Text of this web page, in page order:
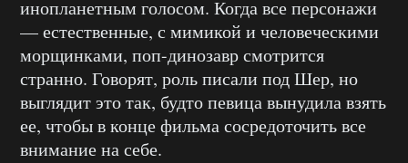
инопланетным голосом. Когда все персонажи
— естественные, с мимикой и человеческими
морщинками, поп-динозавр смотрится
странно. Говорят, роль писали под Шер, но
выглядит это так, будто певица вынудила взять
ее, чтобы в конце фильма сосредоточить все
внимание на себе.